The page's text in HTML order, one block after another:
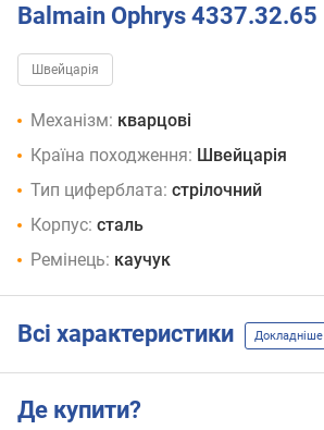
Balmain Ophrys 4337.32.65
Швейцарія
Механізм: кварцові
Країна походження: Швейцарія
Тип циферблата: стрілочний
Корпус: сталь
Ремінець: каучук
Всі характеристики Докладніше
Де купити?